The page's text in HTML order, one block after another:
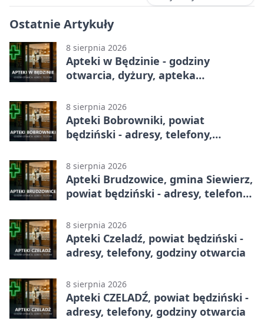
Ostatnie Artykuły
8 sierpnia 2026
Apteki w Będzinie - godziny
otwarcia, dyżury, apteka
8 sierpnia 2026
Apteki Bobrowniki, powiat
będziński - adresy, telefony,
8 sierpnia 2026
Apteki Brudzowice, gmina Siewierz,
powiat będziński - adresy, telefony,
8 sierpnia 2026
Apteki Czeladź, powiat będziński -
adresy, telefony, godziny otwarcia
8 sierpnia 2026
Apteki CZELADŹ, powiat będziński -
adresy, telefony, godziny otwarcia